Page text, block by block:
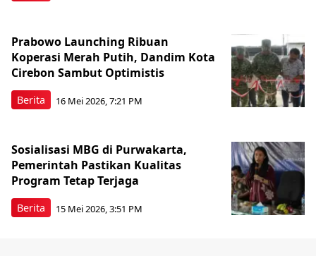
Berita
Prabowo Launching Ribuan
Koperasi Merah Putih, Dandim Kota
Cirebon Sambut Optimistis
16 Mei 2026, 7:21 PM
Berita
Sosialisasi MBG di Purwakarta,
Pemerintah Pastikan Kualitas
Program Tetap Terjaga
15 Mei 2026, 3:51 PM